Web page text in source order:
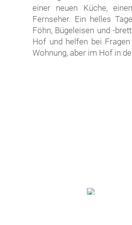
einer neuen Küche,
Fernseher. Ein helles
Föhn, Bügel­eisen und -
Hof und helfen bei
Wohnung, aber im Hof in